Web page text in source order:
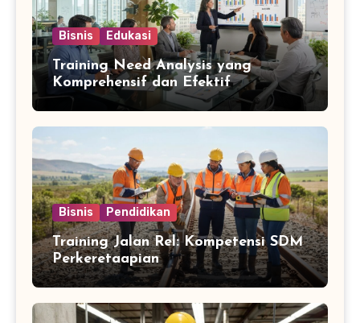
Bisnis Edukasi
Training Need Analysis yang
Komprehensif dan Efektif
Bisnis Pendidikan
Training Jalan Rel: Kompetensi SDM
Perkeretaapian